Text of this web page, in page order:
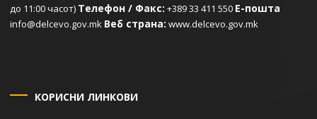
до 11:00 часот) Телефон / Факс: +389 33 411 550 Е-пошта
info@delcevo.gov.mk Веб страна: www.delcevo.gov.mk
КОРИСНИ ЛИНКОВИ